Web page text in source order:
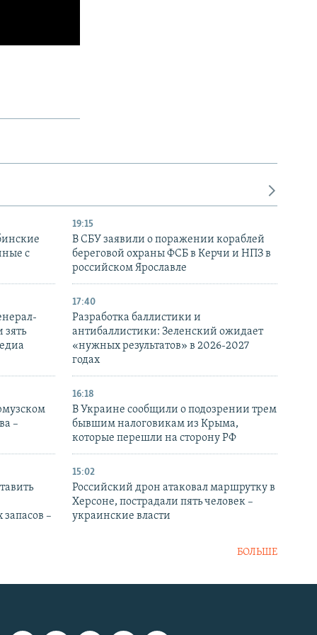
с
19:15
В СБУ заявили о поражении кораблей
береговой охраны ФСБ в Керчи и НПЗ в
российском Ярославле
17:40
Разработка баллистики и
антибаллистики: Зеленский ожидает
«нужных результатов» в 2026-2027
годах
–
16:18
В Украине сообщили о подозрении трем
бывшим налоговикам из Крыма,
которые перешли на сторону РФ
–
15:02
Российский дрон атаковал маршрутку в
Херсоне, пострадали пять человек –
украинские власти
БОЛЬШЕ